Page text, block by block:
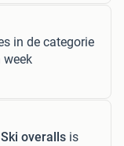
in de categorie
week
Ski overalls is